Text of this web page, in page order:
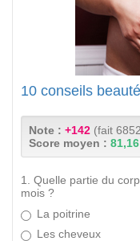
10 conseils
Note : +142 (fait
Score moyen : 81,16
1. Quelle partie du
mois ?
La poitrine
Les cheveux